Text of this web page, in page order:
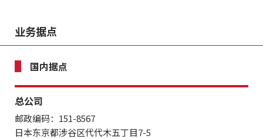
业务据点
国内据点
总公司
邮政编码：151-8567
日本东京都涉谷区代代木五丁目7-5